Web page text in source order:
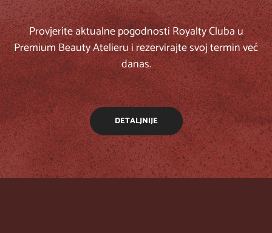
Provjerite aktualne pogodnosti Royalty Cluba u
Premium Beauty Atelieru i rezervirajte svoj termin već
danas.
DETALJNIJE